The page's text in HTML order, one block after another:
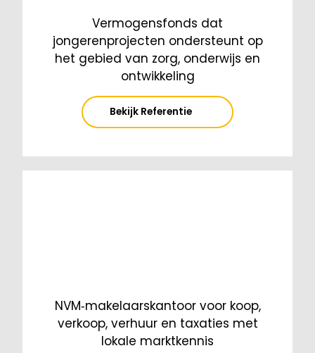
Vermogensfonds dat
jongerenprojecten ondersteunt op
het gebied van zorg, onderwijs en
ontwikkeling
Bekijk Referentie
NVM‑makelaarskantoor voor koop,
verkoop, verhuur en taxaties met
lokale marktkennis